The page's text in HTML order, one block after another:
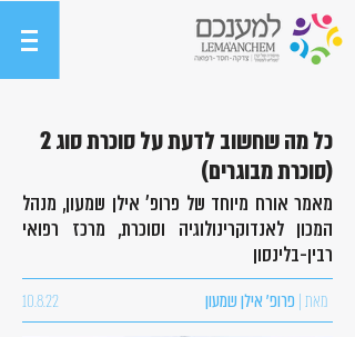
כל מה שחשוב לדעת על סוכרת סוג 2
(סוכרת מבוגרים)
מאמר אורח מיוחד של פרופ' אילן שמעון, מנהל
המכון לאנדוקרינולוגיה וסוכרת, מרכז רפואי
רבין-בלינסון
10.8.22 פרופ' אילן שמעון מאת |